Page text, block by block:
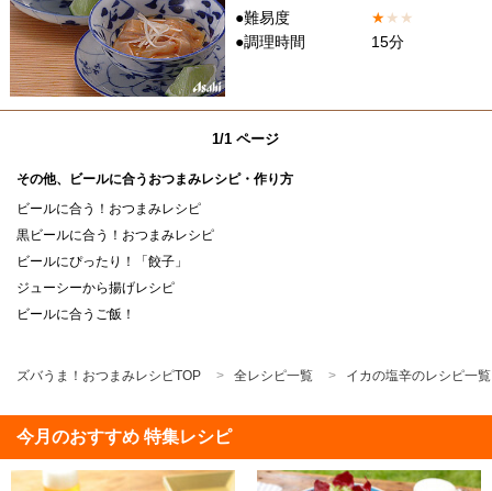
●難易度
★★ ★
●調理時間
15分
1/1 ページ
その他、ビールに合うおつまみレシピ・作り方
ビールに合う！おつまみレシピ
黒ビールに合う！おつまみレシピ
ビールにぴったり！「餃子」
ジューシーから揚げレシピ
ビールに合うご飯！
ズバうま！おつまみレシピTOP 全レシピ一覧 イカの塩辛のレシピ一覧
今月のおすすめ 特集レシピ